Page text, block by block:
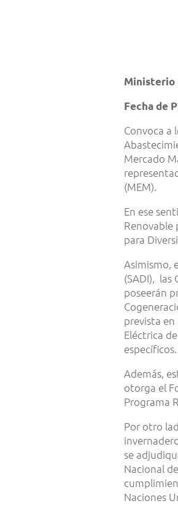
Ministerio
Fecha de
Convoca a
Mercado
(MEM).
En ese
Renovable
para
Asimismo,
(SADI), las
poseerán
prevista en
Eléctrica
específicos.
Además,
otorga el
Programa
Por otro
se
Nacional
Naciones